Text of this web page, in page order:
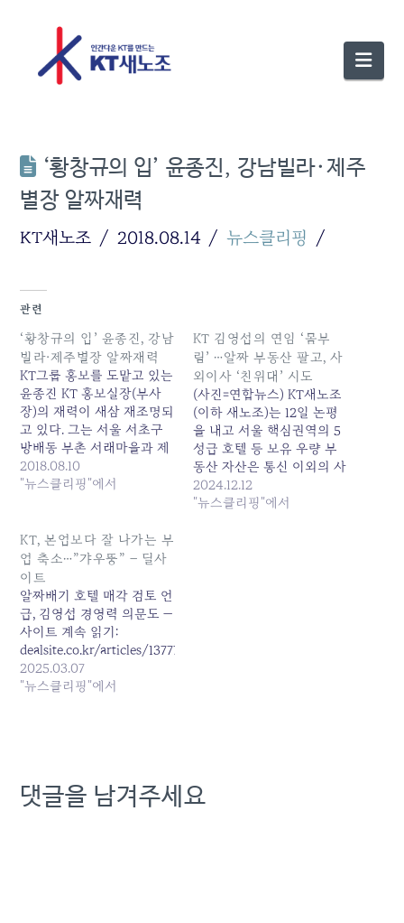
‘황창규의 입’ 윤종진, 강남빌라·제주
별장 알짜재력
KT새노조 2018.08.14 뉴스클리핑
관련
‘황창규의 입’ 윤종진, 강남
빌라·제주별장 알짜재력
KT그룹 홍보를 도맡고 있는
윤종진 KT 홍보실장(부사
장)의 재력이 새삼 재조명되
고 있다. 그는 서울 서초구
방배동 부촌 서래마을과 제
주도 신흥 명품타운하우스
단지로 부상하고 있는 제주
고 있는 것으로 나타났다. —
사이트 계속 읽기:
m.skyedaily.com/news_view.html
2018.08.10
"뉴스클리핑"에서
KT 김영섭의 연임 ‘몸부
림’ …알짜 부동산 팔고, 사
외이사 ‘친위대’ 시도
(사진=연합뉴스) KT새노조
(이하 새노조)는 12일 논평
을 내고 서울 핵심권역의 5
성급 호텔 등 보유 우량 부
동산 자산은 통신 이외의 사
업 분야에서 안정적 수익원
을 창출해온 대표적 비통신
2024.12.12
"뉴스클리핑"에서
KT, 본업보다 잘 나가는 부
업 축소…”갸우뚱” – 딜사
이트
알짜배기 호텔 매각 검토 언
급, 김영섭 경영력 의문도 —
사이트 계속 읽기:
dealsite.co.kr/articles/137776
2025.03.07
"뉴스클리핑"에서
댓글을 남겨주세요